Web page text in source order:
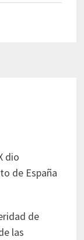
dio
de España
de
las